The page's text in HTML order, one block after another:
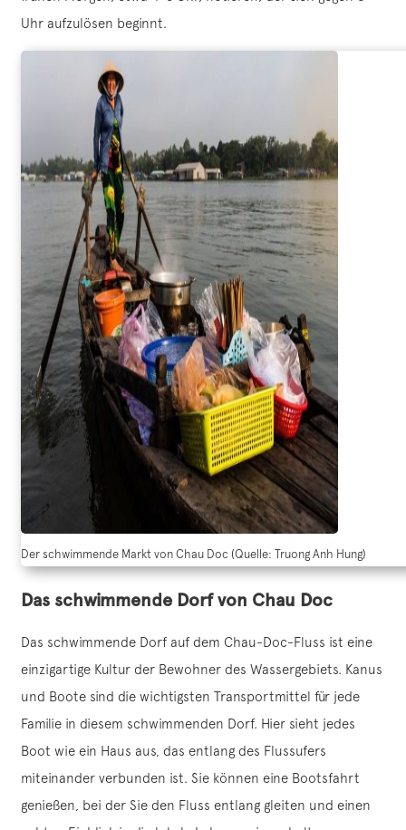
Uhr aufzulösen beginnt.
Der schwimmende Markt von Chau Doc (Quelle: Truong Anh Hung)
Das schwimmende Dorf von Chau Doc
Das schwimmende Dorf auf dem Chau-Doc-Fluss ist eine
einzigartige Kultur der Bewohner des Wassergebiets. Kanus
und Boote sind die wichtigsten Transportmittel für jede
Familie in diesem schwimmenden Dorf. Hier sieht jedes
Boot wie ein Haus aus, das entlang des Flussufers
miteinander verbunden ist. Sie können eine Bootsfahrt
genießen, bei der Sie den Fluss entlang gleiten und einen